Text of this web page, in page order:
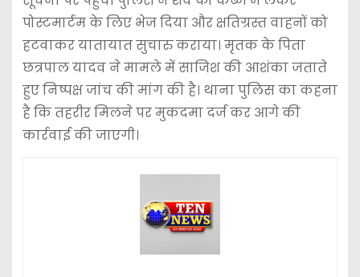
पोस्टमार्टम के लिए भेज दिया और क्षतिग्रस्त वाहनों को
हटवाकर यातायात सुचारु कराया। मृतक के पिता
छत्रपाल यादव ने मामले में साजिश की आशंका जताते
हुए निष्पक्ष जांच की मांग की है। थाना पुलिस का कहना
है कि तहरीर मिलने पर मुकदमा दर्ज कर आगे की
कार्रवाई की जाएगी।